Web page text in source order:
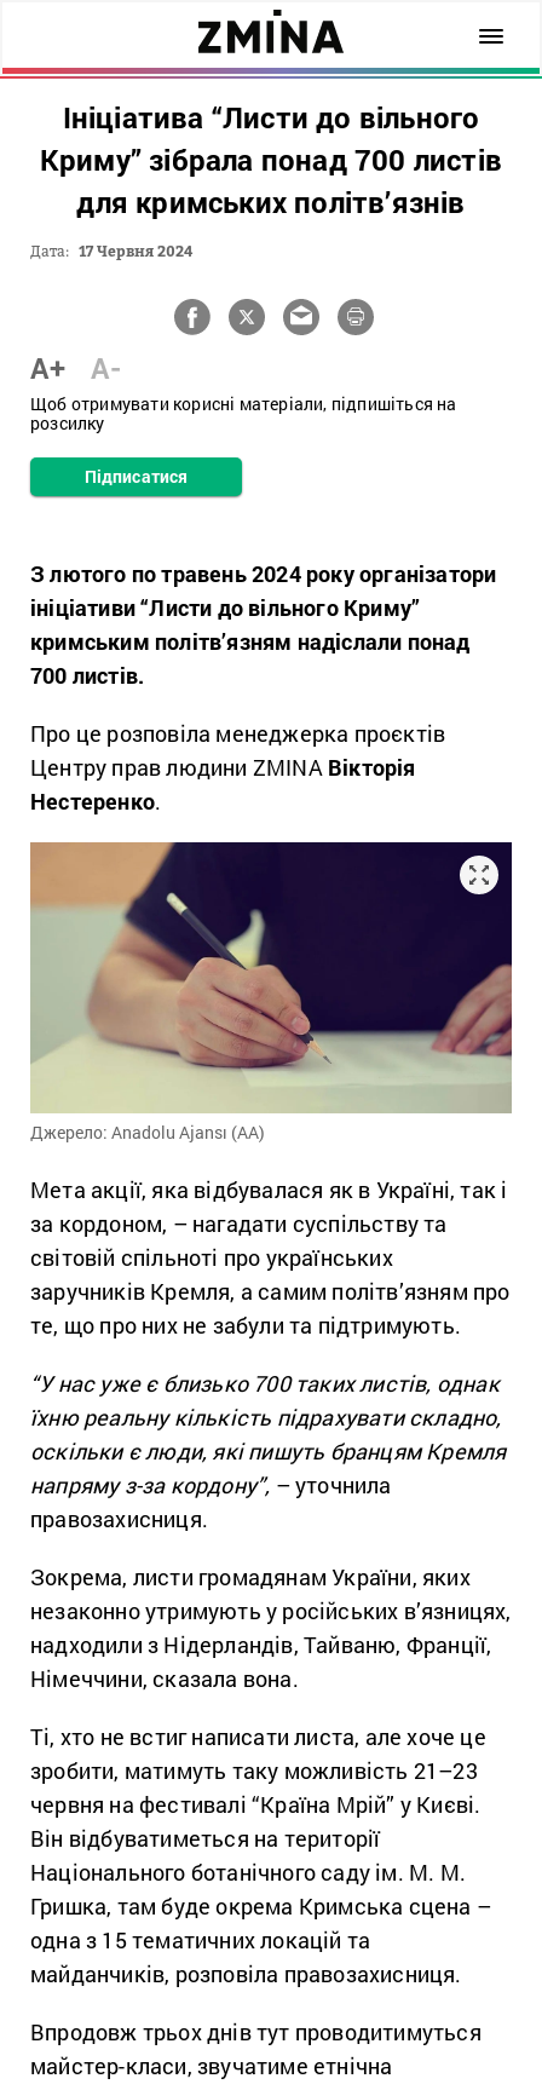
Ініціатива “Листи до вільного
Криму” зібрала понад 700 листів
для кримських політв’язнів
Дата: 17 Червня 2024
A+ A-
Щоб отримувати корисні матеріали, підпишіться на
розсилку
Підписатися
З лютого по травень 2024 року організатори
ініціативи “Листи до вільного Криму”
кримським політв’язням надіслали понад
700 листів.
Про це розповіла менеджерка проєктів
Центру прав людини ZMINA Вікторія
Нестеренко.
Джерело: Anadolu Ajansı (AA)
Мета акції, яка відбувалася як в Україні, так і
за кордоном, – нагадати суспільству та
світовій спільноті про українських
заручників Кремля, а самим політв’язням про
те, що про них не забули та підтримують.
“У нас уже є близько 700 таких листів, однак
їхню реальну кількість підрахувати складно,
оскільки є люди, які пишуть бранцям Кремля
напряму з-за кордону”, – уточнила
правозахисниця.
Зокрема, листи громадянам України, яких
незаконно утримують у російських в’язницях,
надходили з Нідерландів, Тайваню, Франції,
Німеччини, сказала вона.
Ті, хто не встиг написати листа, але хоче це
зробити, матимуть таку можливість 21–23
червня на фестивалі “Країна Мрій” у Києві.
Він відбуватиметься на території
Національного ботанічного саду ім. М. М.
Гришка, там буде окрема Кримська сцена –
одна з 15 тематичних локацій та
майданчиків, розповіла правозахисниця.
Впродовж трьох днів тут проводитимуться
майстер-класи, звучатиме етнічна